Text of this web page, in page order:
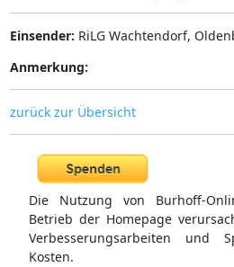
Einsender: RiLG Wachtendorf,
Anmerkung:
zurück zur Übersicht
Die Nutzung von Burhoff-
Betrieb der Homepage
Verbesserungsarbeiten und
Kosten.